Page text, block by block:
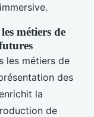
métiers de
les métiers de
des
la
de